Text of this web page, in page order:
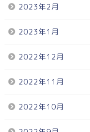
2023年2月
2023年1月
2022年12月
2022年11月
2022年10月